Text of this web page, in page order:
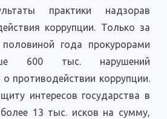
практики надзорав
коррупции. Только за
года прокурорами
600 тыс. нарушений
о противодействии коррупции.
интересов государства в
13 тыс. исков на сумму,